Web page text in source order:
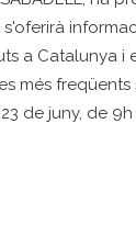
a Catalunya i
més freqüents
de juny, de 9h